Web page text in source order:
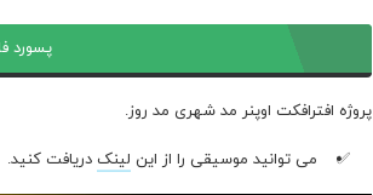
پسورد
پروژه افترافکت اوپنر مد شهری مد روز.
می توانید موسیقی را از این لینک دریافت کنید.